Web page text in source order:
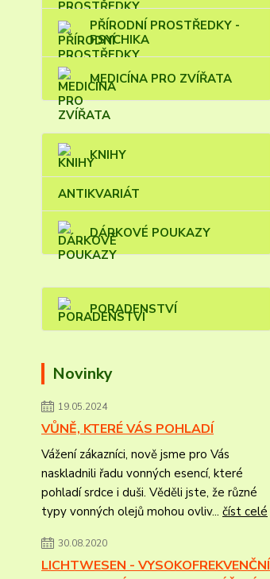
PŘÍRODNÍ PROSTŘEDKY -
PSYCHIKA
MEDICÍNA PRO ZVÍŘATA
KNIHY
ANTIKVARIÁT
DÁRKOVÉ POUKAZY
PORADENSTVÍ
Novinky
19.05.2024
VŮNĚ, KTERÉ VÁS POHLADÍ
Vážení zákazníci, nově jsme pro Vás
naskladnili řadu vonných esencí, které
pohladí srdce i duši. Věděli jste, že různé
typy vonných olejů mohou ovliv... číst celé
30.08.2020
LICHTWESEN - VYSOKOFREKVENČNÍ